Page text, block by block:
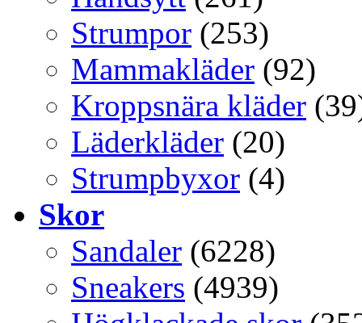
Strumpor (253)
Mammakläder (92)
Kroppsnära kläder
Läderkläder (20)
Strumpbyxor (4)
Skor
Sandaler (6228)
Sneakers (4939)